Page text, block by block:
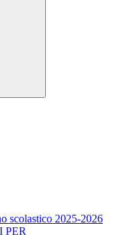
scolastico 2025-2026
PER